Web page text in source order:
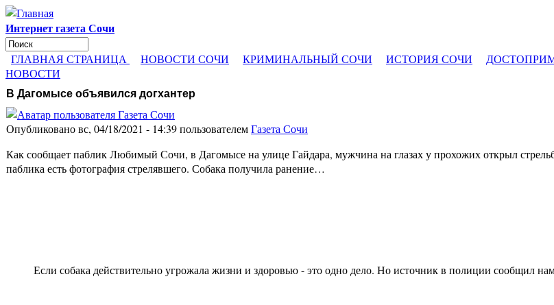
Перейти к основному содержанию
Интернет газета Сочи
Форма поиска
Поиск
ГЛАВНАЯ СТРАНИЦА НОВОСТИ СОЧИ КРИМИНАЛЬНЫЙ СОЧИ ИСТОРИЯ СОЧИ
НОВОСТИ
В Дагомысе объявился догхантер
Опубликовано вс, 04/18/2021 - 14:39 пользователемГазета Сочи
Как сообщает паблик Любимый Сочи, в Дагомысе на улице Гайдара, мужчина на глазах у прохожих открыл
паблика есть фотография стрелявшего. Собака получила ранение…
Если собака действительно угрожала жизни и здоровью - это одно дело. Но источник в полиции сообщил